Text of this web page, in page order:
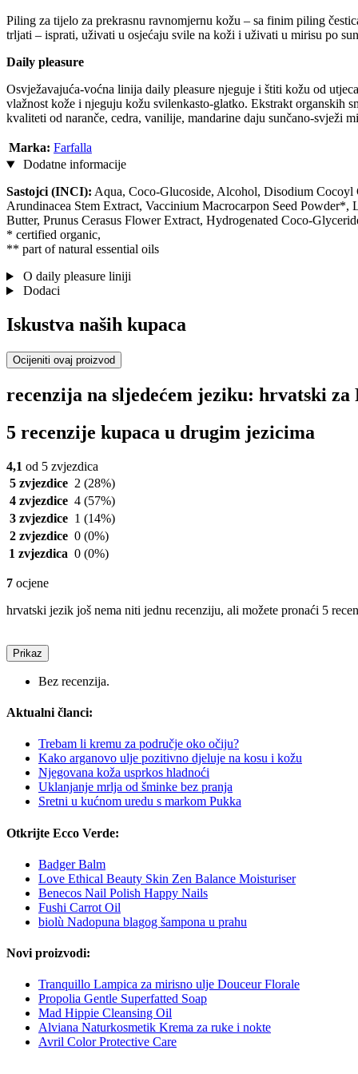
Piling za tijelo za prekrasnu ravnomjernu kožu – sa finim piling
trljati – isprati, uživati u osjećaju svile na koži i uživati u mirisu po
Daily pleasure
Osvježavajuća-voćna linija daily pleasure njeguje i štiti kožu od
vlažnost kože i njeguju kožu svilenkasto-glatko. Ekstrakt organskih
kvaliteti od naranče, cedra, vanilije, mandarine daju sunčano-svježi
Marka: Farfalla
Dodatne informacije
Sastojci (INCI): Aqua, Coco-Glucoside, Alcohol, Disodium Cocoyl
Arundinacea Stem Extract, Vaccinium Macrocarpon Seed
Butter, Prunus Cerasus Flower Extract, Hydrogenated Coco-
* certified organic,
** part of natural essential oils
O daily pleasure liniji
Dodaci
Iskustva naših kupaca
Ocijeniti ovaj proizvod
recenzija na sljedećem jeziku: hrvatski
5 recenzije kupaca u drugim jezicima
4,1 od 5 zvjezdica
5 zvjezdice 2 (28%)
4 zvjezdice 4 (57%)
3 zvjezdice 1 (14%)
2 zvjezdice 0 (0%)
1 zvjezdica 0 (0%)
7 ocjene
hrvatski jezik još nema niti jednu recenziju, ali možete pronaći 5
Prikaz
Bez recenzija.
Aktualni članci:
Trebam li kremu za područje oko očiju?
Kako arganovo ulje pozitivno djeluje na kosu i kožu
Njegovana koža usprkos hladnoći
Uklanjanje mrlja od šminke bez pranja
Sretni u kućnom uredu s markom Pukka
Otkrijte Ecco Verde:
Badger Balm
Love Ethical Beauty Skin Zen Balance Moisturiser
Benecos Nail Polish Happy Nails
Fushi Carrot Oil
biolù Nadopuna blagog šampona u prahu
Novi proizvodi:
Tranquillo Lampica za mirisno ulje Douceur Florale
Propolia Gentle Superfatted Soap
Mad Hippie Cleansing Oil
Alviana Naturkosmetik Krema za ruke i nokte
Avril Color Protective Care